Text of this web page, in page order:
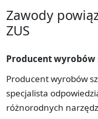
Zawody
ZUS
Producent
Producent wyrobów
specjalista
różnorodnych